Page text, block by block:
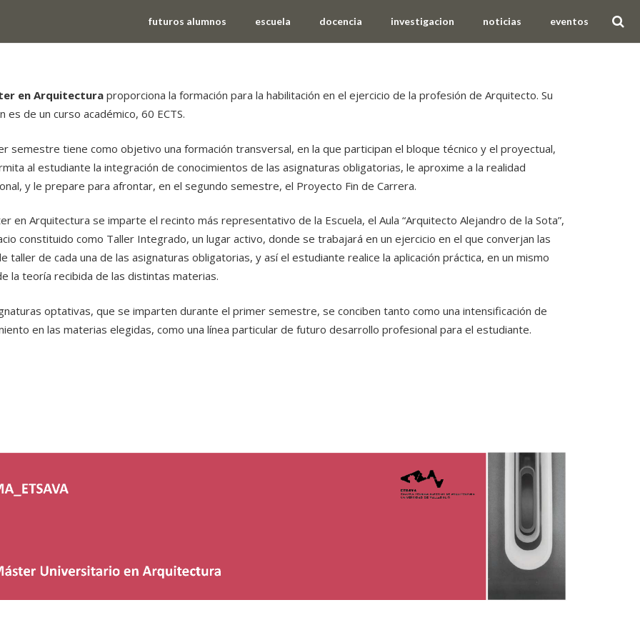
futuros alumnos escuela docencia investigacion noticias eventos
en Arquitectura proporciona la formación para la habilitación en el ejercicio de la profesión de Arquitecto. Su
es de un curso académico, 60 ECTS.
semestre tiene como objetivo una formación transversal, en la que participan el bloque técnico y el proyectual,
al estudiante la integración de conocimientos de las asignaturas obligatorias, le aproxime a la realidad
y le prepare para afrontar, en el segundo semestre, el Proyecto Fin de Carrera.
en Arquitectura se imparte el recinto más representativo de la Escuela, el Aula “Arquitecto Alejandro de la Sota”,
constituido como Taller Integrado, un lugar activo, donde se trabajará en un ejercicio en el que converjan las
taller de cada una de las asignaturas obligatorias, y así el estudiante realice la aplicación práctica, en un mismo
la teoría recibida de las distintas materias.
optativas, que se imparten durante el primer semestre, se conciben tanto como una intensificación de
en las materias elegidas, como una línea particular de futuro desarrollo profesional para el estudiante.